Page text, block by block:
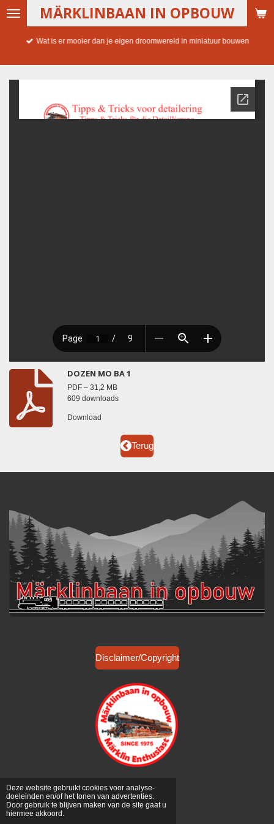
Deze website gebruikt cookies voor analyse-
doeleinden en/of het tonen van advertenties.
Door gebruik te blijven maken van de site gaat u
hiermee akkoord.
Ga
hoofdinhoud
MÄRKLINBAAN IN OPBOUW
Wat is er mooier dan je eigen droomwereld in miniatuur bouwen
DOZEN MO BA 1
PDF – 31,2 MB
609 downloads
Download
Terug
Disclaimer/Copyright
© 2026 Märklinbaan in opbouwMail:
info@marklinbaaninopbouw.nl